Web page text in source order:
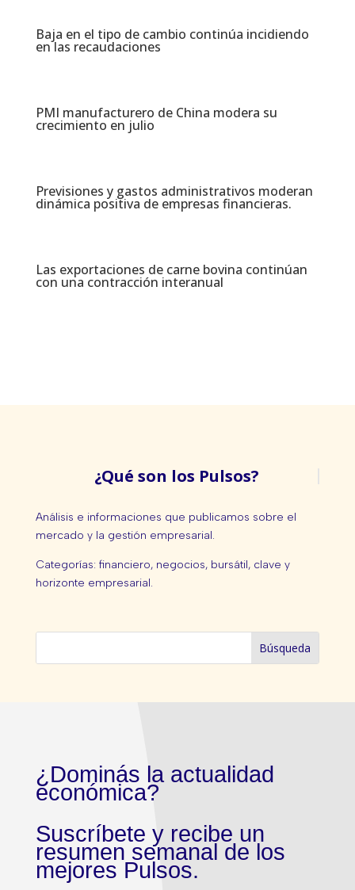
Baja en el tipo de cambio continúa incidiendo
en las recaudaciones​
PMI manufacturero de China modera su
crecimiento en julio​
Previsiones y gastos administrativos moderan
dinámica positiva de empresas financieras​.
Las exportaciones de carne bovina continúan
con una contracción interanual
¿Qué son los Pulsos?
Análisis e informaciones que publicamos sobre el
mercado y la gestión empresarial.
Categorías: financiero, negocios, bursátil, clave y
horizonte empresarial.
¿Dominás la actualidad
económica?
Suscríbete y recibe un
resumen semanal de los
mejores Pulsos.